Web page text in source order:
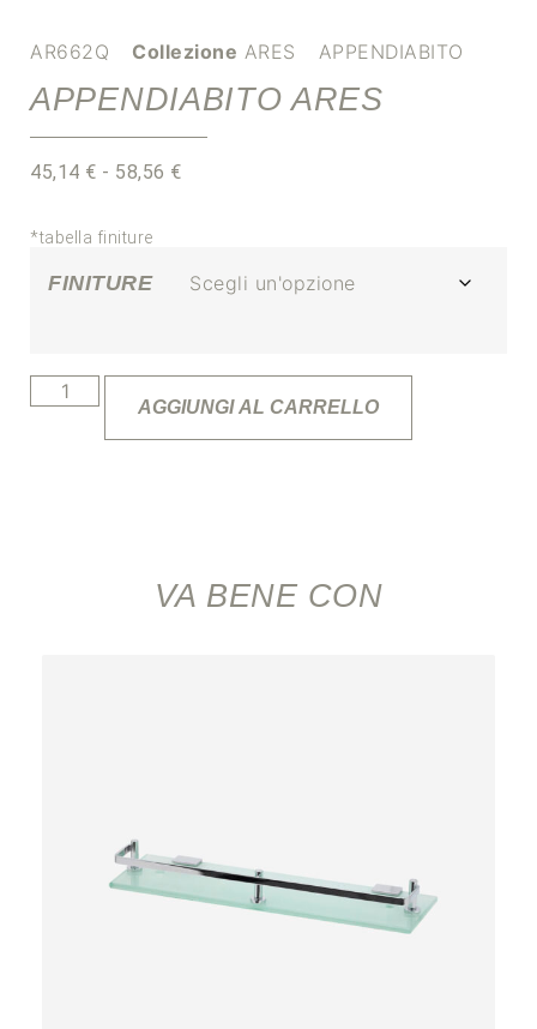
AR662Q Collezione ARES APPENDIABITO
APPENDIABITO ARES
45,14 € - 58,56 €
*tabella finiture
FINITURE
AGGIUNGI AL CARRELLO
VA BENE CON